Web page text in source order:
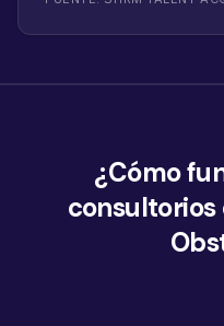
¿Cómo
consultorios